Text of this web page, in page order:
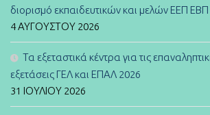
διορισμό εκπαιδευτικών και μελών ΕΕΠ ΕΒΠ
4 ΑΥΓΟΎΣΤΟΥ 2026
Τα εξεταστικά κέντρα για τις
εξετάσεις ΓΕΛ και ΕΠΑΛ 2026
31 ΙΟΥΛΊΟΥ 2026